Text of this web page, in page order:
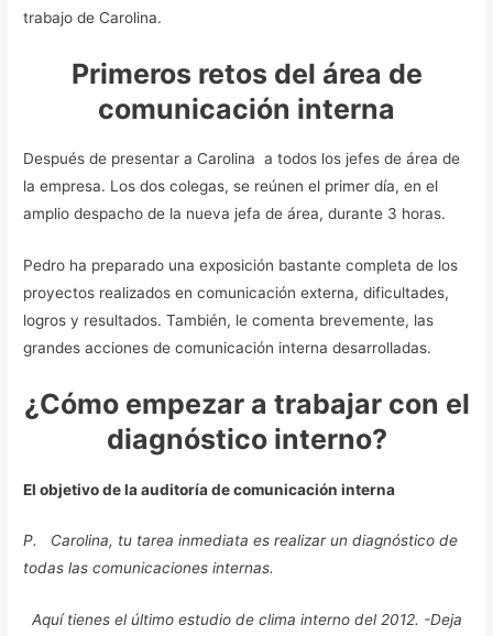
trabajo de Carolina.
Primeros retos del área de
comunicación interna
Después de presentar a Carolina a todos los jefes de área de
la empresa. Los dos colegas, se reúnen el primer día, en el
amplio despacho de la nueva jefa de área, durante 3 horas.
Pedro ha preparado una exposición bastante completa de los
proyectos realizados en comunicación externa, dificultades,
logros y resultados. También, le comenta brevemente, las
grandes acciones de comunicación interna desarrolladas.
¿Cómo empezar a trabajar con el
diagnóstico interno?
El objetivo de la auditoría de comunicación interna
P. Carolina, tu tarea inmediata es realizar un diagnóstico de
todas las comunicaciones internas.
Aquí tienes el último estudio de clima interno del 2012. -Deja